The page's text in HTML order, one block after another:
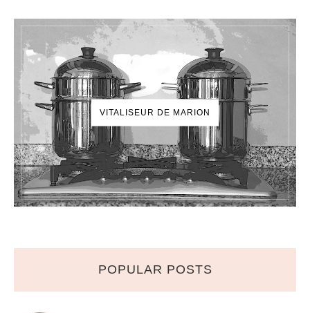
VITALISEUR DE MARION
POPULAR POSTS